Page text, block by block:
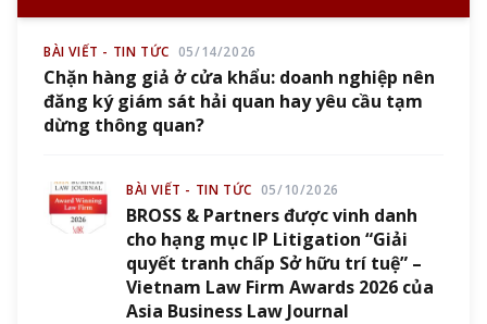
BÀI VIẾT - TIN TỨC 05/14/2026
Chặn hàng giả ở cửa khẩu: doanh nghiệp nên
đăng ký giám sát hải quan hay yêu cầu tạm
dừng thông quan?
BÀI VIẾT - TIN TỨC 05/10/2026
BROSS & Partners được vinh danh
cho hạng mục IP Litigation “Giải
quyết tranh chấp Sở hữu trí tuệ” –
Vietnam Law Firm Awards 2026 của
Asia Business Law Journal